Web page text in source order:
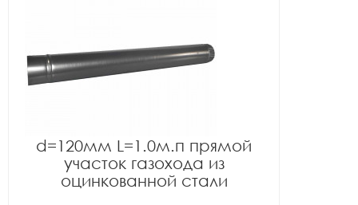
d=120мм L=1.0м.п прямой
участок газохода из
оцинкованной стали